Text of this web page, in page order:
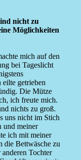
nicht zu
Möglichkeiten
mich auf den
bei Tageslicht
eilte getrieben
Die Mütze
ich freute mich.
nichts zu groß.
uns nicht im Stich
und meiner
ich mit meiner
die Bettwäsche zu
Tochter